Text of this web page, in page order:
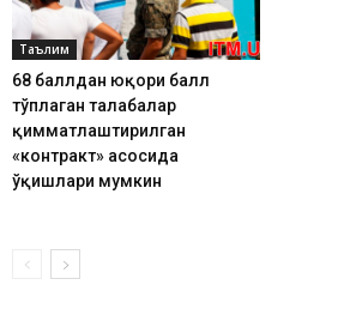
Таълим
68 баллдан юқори балл
тўплаган талабалар
қимматлаштирилган
«контракт» асосида
ўқишлари мумкин